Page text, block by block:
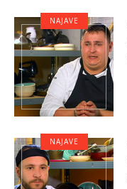
NAJAVE
NAJAVE